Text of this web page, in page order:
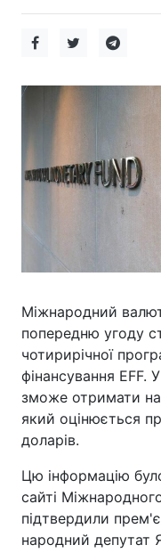
Міжнародний
попередню угоду
чотирирічної
фінансування EFF.
зможе отримати
який оцінюється
доларів.
Цю інформацію
сайті
підтвердили
народний депутат